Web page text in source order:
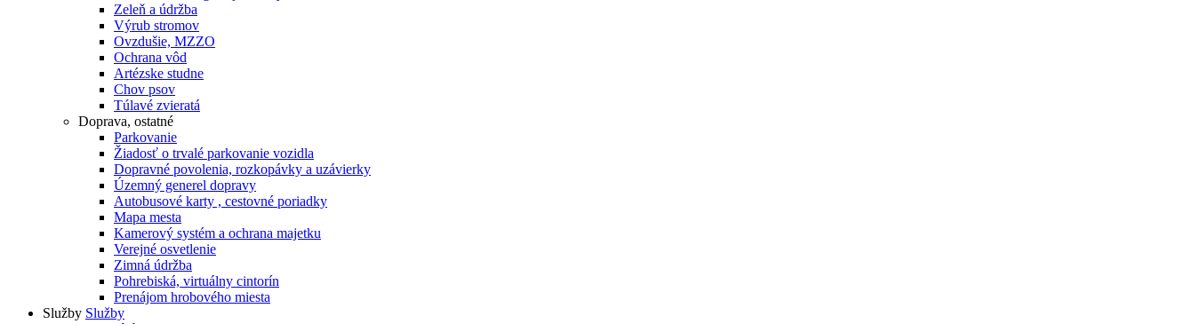
Zeleň a údržba
Výrub stromov
Ovzdušie, MZZO
Ochrana vôd
Artézske studne
Chov psov
Túlavé zvieratá
Doprava, ostatné
Parkovanie
Žiadosť o trvalé parkovanie vozidla
Dopravné povolenia, rozkopávky a uzávierky
Územný generel dopravy
Autobusové karty , cestovné poriadky
Mapa mesta
Kamerový systém a ochrana majetku
Verejné osvetlenie
Zimná údržba
Pohrebiská, virtuálny cintorín
Prenájom hrobového miesta
Služby Služby